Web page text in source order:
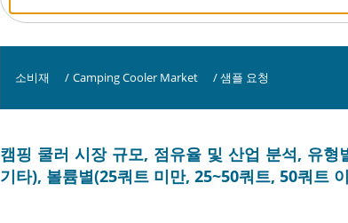
소비재 / Camping Cooler Market / 샘플 요청
캠핑 쿨러 시장 규모, 점유율 및 산업 분석, 유
기타), 볼륨별(25쿼트 미만, 25~50쿼트, 50쿼트